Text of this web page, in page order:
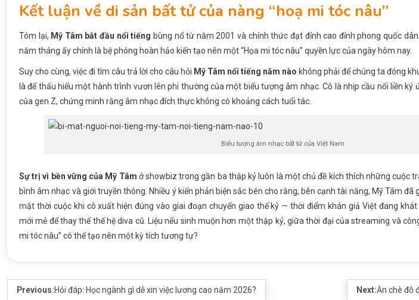
Kết luận về di sản bất tử của nàng “hoạ mi tóc nâu”
Tóm lại, Mỹ Tâm bắt đầu nổi tiếng bùng nổ từ năm 2001 và chính thức đạt đỉnh cao đỉnh phong quốc
năm tháng ấy chính là bệ phóng hoàn hảo kiến tạo nên một “Họa mi tóc nâu” quyền lực của ngày hôm nay.
Suy cho cùng, việc đi tìm câu trả lời cho câu hỏi Mỹ Tâm nổi tiếng năm nào không phải để chúng ta đóng
là để thấu hiểu một hành trình vươn lên phi thường của một biểu tượng âm nhạc. Cô là nhịp cầu nối liền ký
của gen Z, chứng minh rằng âm nhạc đích thực không có khoảng cách tuổi tác.
Biểu tượng âm nhạc bất tử của Việt Nam
Sự trị vì bền vững của Mỹ Tâm ở showbiz trong gần ba thập kỷ luôn là một chủ đề kích thích những cuộc
bình âm nhạc và giới truyền thông. Nhiều ý kiến phản biện sắc bén cho rằng, bên cạnh tài năng, Mỹ Tâm
mặt thời cuộc khi cô xuất hiện đúng vào giai đoạn chuyển giao thế kỷ — thời điểm khán giả Việt đang
mới mẻ để thay thế thế hệ diva cũ. Liệu nếu sinh muộn hơn một thập kỷ, giữa thời đại của streaming và
mi tóc nâu” có thể tạo nên một kỳ tích tương tự?
Previous:Hỏi đáp: Học ngành gì dễ xin việc lương cao năm 2026? Next:Ăn chè đỗ